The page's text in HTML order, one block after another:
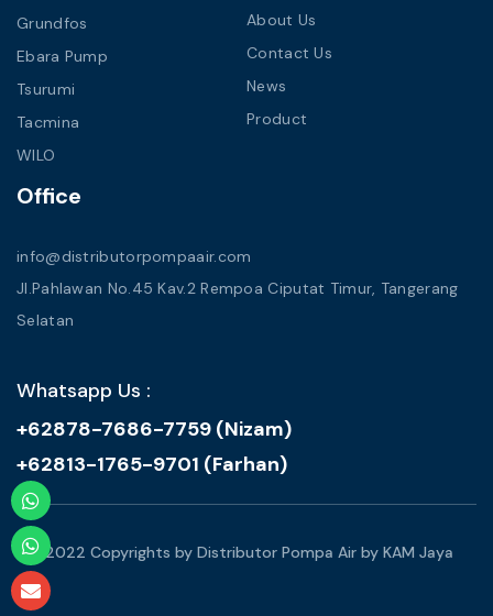
Grundfos
Ebara Pump
Tsurumi
Tacmina
WILO
About Us
Contact Us
News
Product
Office
info@distributorpompaair.com
Jl.Pahlawan No.45 Kav.2 Rempoa Ciputat Timur, Tangerang
Selatan
Whatsapp Us :
+62878-7686-7759 (Nizam)
+62813-1765-9701 (Farhan)
© 2022 Copyrights by Distributor Pompa Air by KAM Jaya